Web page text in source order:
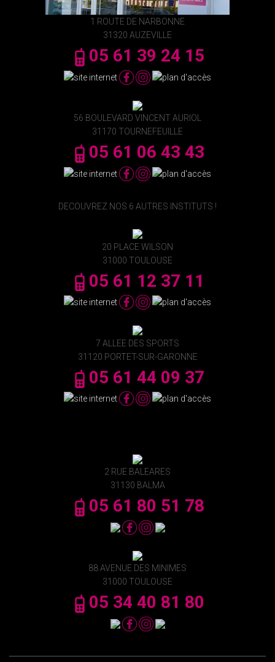
1 ROUTE DE NARBONNE
31320 AUZEVILLE
05 61 39 24 15
56 BOULEVARD VINCENT AURIOL
31170 TOURNEFEUILLE
05 61 06 43 43
DECOUVREZ NOS 6 AUTRES INSTITUTS !
20 PLACE WILSON
31000 TOULOUSE
05 61 12 37 11
7 ALLEE DES SPORTS
31120 PORTET-SUR-GARONNE
05 61 44 09 37
2 RUE BALEARES
31130 BALMA
05 61 80 51 78
88 AVENUE DES MINIMES
31000 TOULOUSE
05 34 40 81 80